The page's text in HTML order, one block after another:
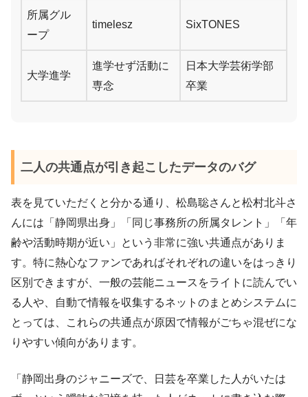
所属グル
ープ
timelesz SixTONES
大学進学
進学せず活動に
専念
日本大学芸術学部
卒業
二人の共通点が引き起こしたデータのバグ
表を見ていただくと分かる通り、松島聡さんと松村北斗さ
んには「静岡県出身」「同じ事務所の所属タレント」「年
齢や活動時期が近い」という非常に強い共通点がありま
す。特に熱心なファンであればそれぞれの違いをはっきり
区別できますが、一般の芸能ニュースをライトに読んでい
る人や、自動で情報を収集するネットのまとめシステムに
とっては、これらの共通点が原因で情報がごちゃ混ぜにな
りやすい傾向があります。
「静岡出身のジャニーズで、日芸を卒業した人がいたは